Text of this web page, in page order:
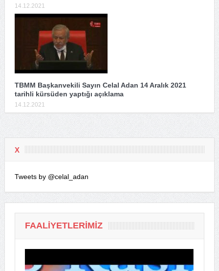
14.12.2021
TBMM Başkanvekili Sayın Celal Adan 14 Aralık 2021
tarihli kürsüden yaptığı açıklama
14.12.2021
X
Tweets by @celal_adan
FAALIYETLERIMIZ